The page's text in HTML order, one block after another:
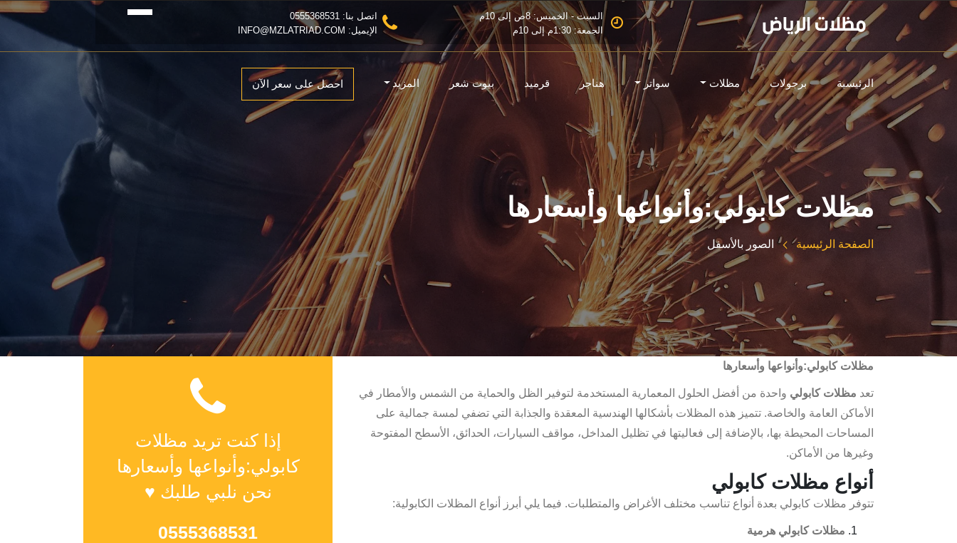
السبت - الخميس: 8ص إلى 10م
الجمعة: 1:30م إلى 10م
اتصل بنا: 0555368531
الإيميل: INFO@MZLATRIAD.COM
الرئيسية برجولات مظلات سواتر هناجر قرميد بيوت شعر المزيد احصل على سعر الآن
مظلات كابولي:وأنواعها وأسعارها
الصفحة الرئيسية الصور بالأسفل
مظلات كابولي:وأنواعها وأسعارها
تعد مظلات كابولي واحدة من أفضل الحلول المعمارية المستخدمة لتوفير الظل والحماية من الشمس والأمطار في
الأماكن العامة والخاصة. تتميز هذه المظلات بأشكالها الهندسية المعقدة والجذابة التي تضفي لمسة جمالية على
المساحات المحيطة بها، بالإضافة إلى فعاليتها في تظليل المداخل، مواقف السيارات، الحدائق، الأسطح المفتوحة
وغيرها من الأماكن.
أنواع مظلات كابولي
تتوفر مظلات كابولي بعدة أنواع تناسب مختلف الأغراض والمتطلبات. فيما يلي أبرز أنواع المظلات الكابولية:
مظلات كابولي هرمية
إذا كنت تريد مظلات
كابولي:وأنواعها وأسعارها
نحن نلبي طلبك ♥
0555368531